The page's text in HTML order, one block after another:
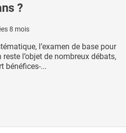
?
8 mois
l’examen de base pour
l’objet de nombreux débats,
bénéfices-...